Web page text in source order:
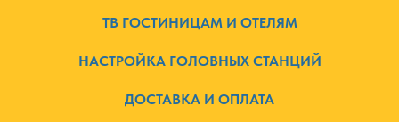
ТВ ГОСТИНИЦАМ И ОТЕЛЯМ
НАСТРОЙКА ГОЛОВНЫХ СТАНЦИЙ
ДОСТАВКА И ОПЛАТА